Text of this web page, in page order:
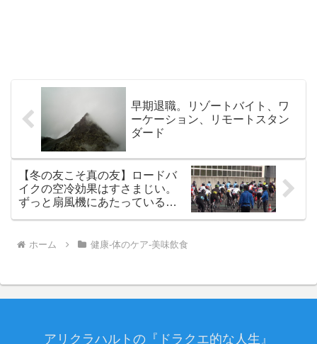
早期退職。リゾートバイト、ワ
ーケーション、リモートスタン
ダード
【冬の友こそ真の友】ロードバ
イクの空冷効果はすさまじい。
ずっと扇風機にあたっているよ
ホーム 健康-体のケア-美味飲食
アリクラハルトの『ドラクエ的な人生』